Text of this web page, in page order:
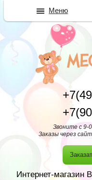
Звоните с 9-
Заказы через
Интернет-магазин
Меню